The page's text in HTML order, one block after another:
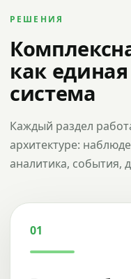
РЕШЕНИЯ
как
система
Каждый раздел
архитектуре:
аналитика, события,
01